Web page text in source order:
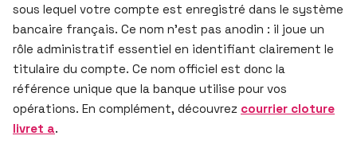
sous lequel votre compte est enregistré dans le système
bancaire français. Ce nom n’est pas anodin : il joue un
rôle administratif essentiel en identifiant clairement le
titulaire du compte. Ce nom officiel est donc la
référence unique que la banque utilise pour vos
opérations. En complément, découvrez courrier cloture
livret a.